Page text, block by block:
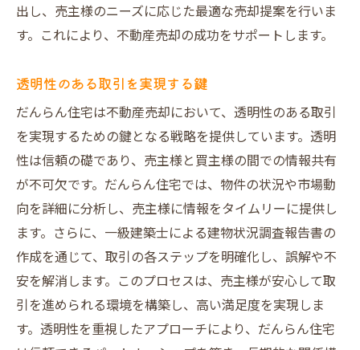
出し、売主様のニーズに応じた最適な売却提案を行いま
す。これにより、不動産売却の成功をサポートします。
透明性のある取引を実現する鍵
だんらん住宅は不動産売却において、透明性のある取引
を実現するための鍵となる戦略を提供しています。透明
性は信頼の礎であり、売主様と買主様の間での情報共有
が不可欠です。だんらん住宅では、物件の状況や市場動
向を詳細に分析し、売主様に情報をタイムリーに提供し
ます。さらに、一級建築士による建物状況調査報告書の
作成を通じて、取引の各ステップを明確化し、誤解や不
安を解消します。このプロセスは、売主様が安心して取
引を進められる環境を構築し、高い満足度を実現しま
す。透明性を重視したアプローチにより、だんらん住宅